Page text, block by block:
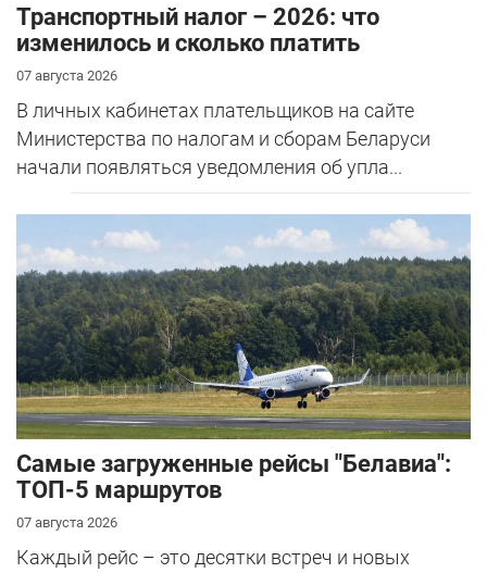
Транспортный налог – 2026: что
изменилось и сколько платить
07 августа 2026
В личных кабинетах плательщиков на сайте
Министерства по налогам и сборам Беларуси
начали появляться уведомления об упла...
Самые загруженные рейсы "Белавиа":
ТОП-5 маршрутов
07 августа 2026
Каждый рейс – это десятки встреч и новых